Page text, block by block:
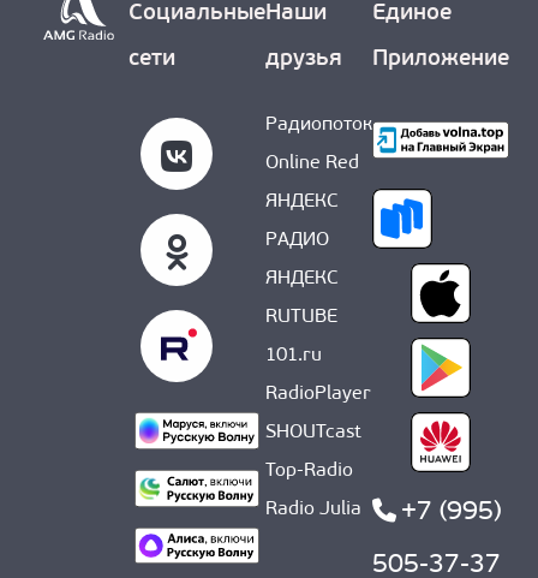
Социальные
сети
Наши
друзья
Радиопоток
Online Red
ЯНДЕКС
РАДИО
ЯНДЕКС
RUTUBE
101.ru
RadioPlayer
SHOUTcast
Top-Radio
Radio Julia
Единое
Приложение
+7 (995)
505-37-37